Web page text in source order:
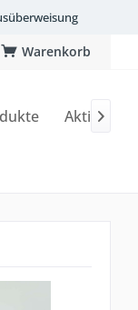
Warenkorb
Aktionen
